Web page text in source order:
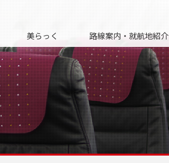
美らっく 路線案内・就航地紹介